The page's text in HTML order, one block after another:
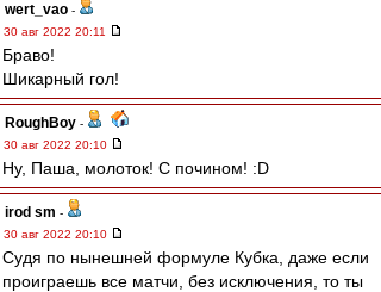
wert_vao -
30 авг 2022 20:11
Браво!
Шикарный гол!
RoughBoy -
30 авг 2022 20:10
Ну, Паша, молоток! С почином! :D
irod sm -
30 авг 2022 20:10
Судя по нынешней формуле Кубка, даже если
проиграешь все матчи, без исключения, то ты